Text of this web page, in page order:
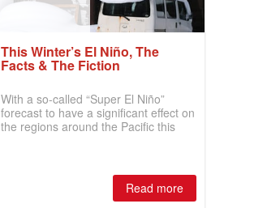
This Winter’s El Niño, The
Facts & The Fiction
With a so-called “Super El Niño”
forecast to have a significant effect on
the regions around the Pacific this
Read more